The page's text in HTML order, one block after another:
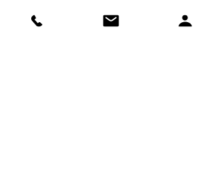
nowoczesny: Poprzez ruchy i muzykę,